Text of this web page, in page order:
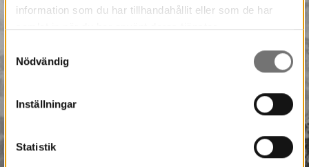
information som du har tillhandahållit eller som de har
samlat in när du har använt deras tjänster.
Nödvändig
Inställningar
Statistik